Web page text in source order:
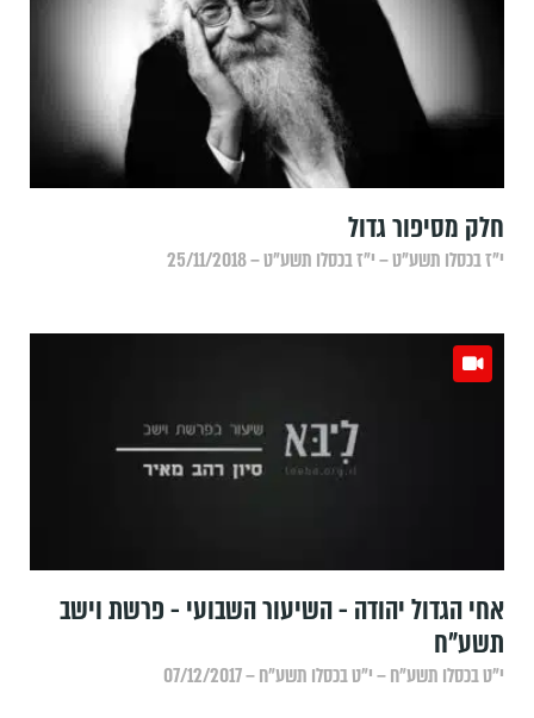
חלק מסיפור גדול
י״ז בכסלו תשע״ט – י״ז בכסלו תשע״ט – 25/11/2018
אחי הגדול יהודה - השיעור השבועי - פרשת וישב
תשע"ח
י״ט בכסלו תשע״ח – י״ט בכסלו תשע״ח – 07/12/2017